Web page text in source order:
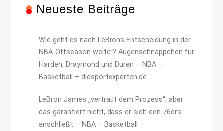
Neueste Beiträge
Wie geht es nach LeBrons Entscheidung in der
NBA-Offseason weiter? Augenschnäppchen für
Harden, Draymond und Duren – NBA –
Basketball – diesportexperten.de
LeBron James „vertraut dem Prozess“, aber
das garantiert nicht, dass er sich den 76ers
anschließt – NBA – Basketball –